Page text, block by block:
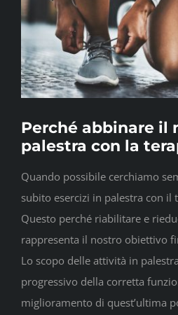
CONTATTI
Perché abbinare il
palestra con la
Quando possibile cerchiamo
subito esercizi in palestra con il
Questo perché riabilitare e
rappresenta il nostro obiettivo
Lo scopo delle attività in
progressivo della corretta
miglioramento di quest’ultima